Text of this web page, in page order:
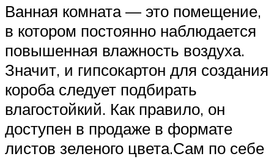
Ванная комната — это помещение,
в котором постоянно наблюдается
повышенная влажность воздуха.
Значит, и гипсокартон для создания
короба следует подбирать
влагостойкий. Как правило, он
доступен в продаже в формате
листов зеленого цвета.Сам по себе